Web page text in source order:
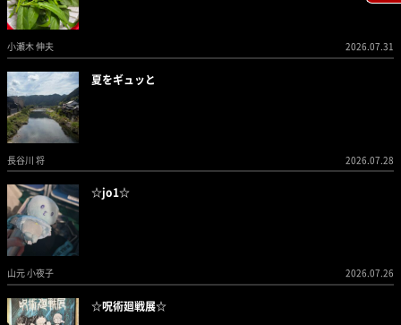
小瀬木 伸夫 2026.07.31
夏をギュッと
長谷川 将 2026.07.28
☆jo1☆
山元 小夜子 2026.07.26
☆呪術廻戦展☆